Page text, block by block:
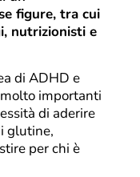
figure, tra cui
nutrizionisti e
di ADHD e
importanti
di aderire
glutine,
per chi è